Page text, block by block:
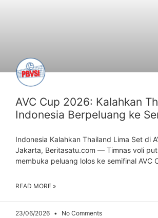
AVC Cup 2026: Kalahkan
Indonesia Berpeluang ke
Indonesia Kalahkan Thailand Lima Set di
Jakarta, Beritasatu.com — Timnas voli
membuka peluang lolos ke semifinal AVC
READ MORE »
23/06/2026 No Comments